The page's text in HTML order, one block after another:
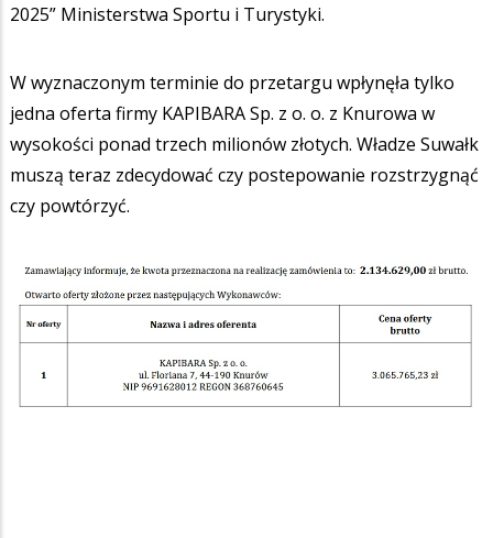
2025” Ministerstwa Sportu i Turystyki.
W wyznaczonym terminie do przetargu wpłynęła tylko
jedna oferta firmy KAPIBARA Sp. z o. o. z Knurowa w
wysokości ponad trzech milionów złotych. Władze Suwałk
muszą teraz zdecydować czy postepowanie rozstrzygnąć
czy powtórzyć.